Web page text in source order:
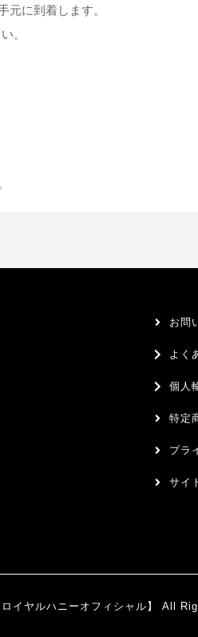
元に到着します。
。
お問
よく
個人
特定
プラ
サイ
イヤルハニーオフィシャル】 All